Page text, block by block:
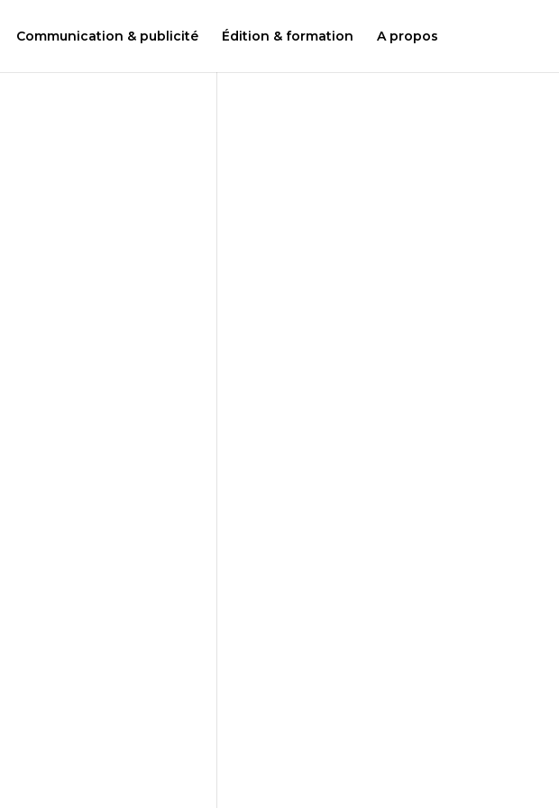
Communication & publicité Édition & formation A propos